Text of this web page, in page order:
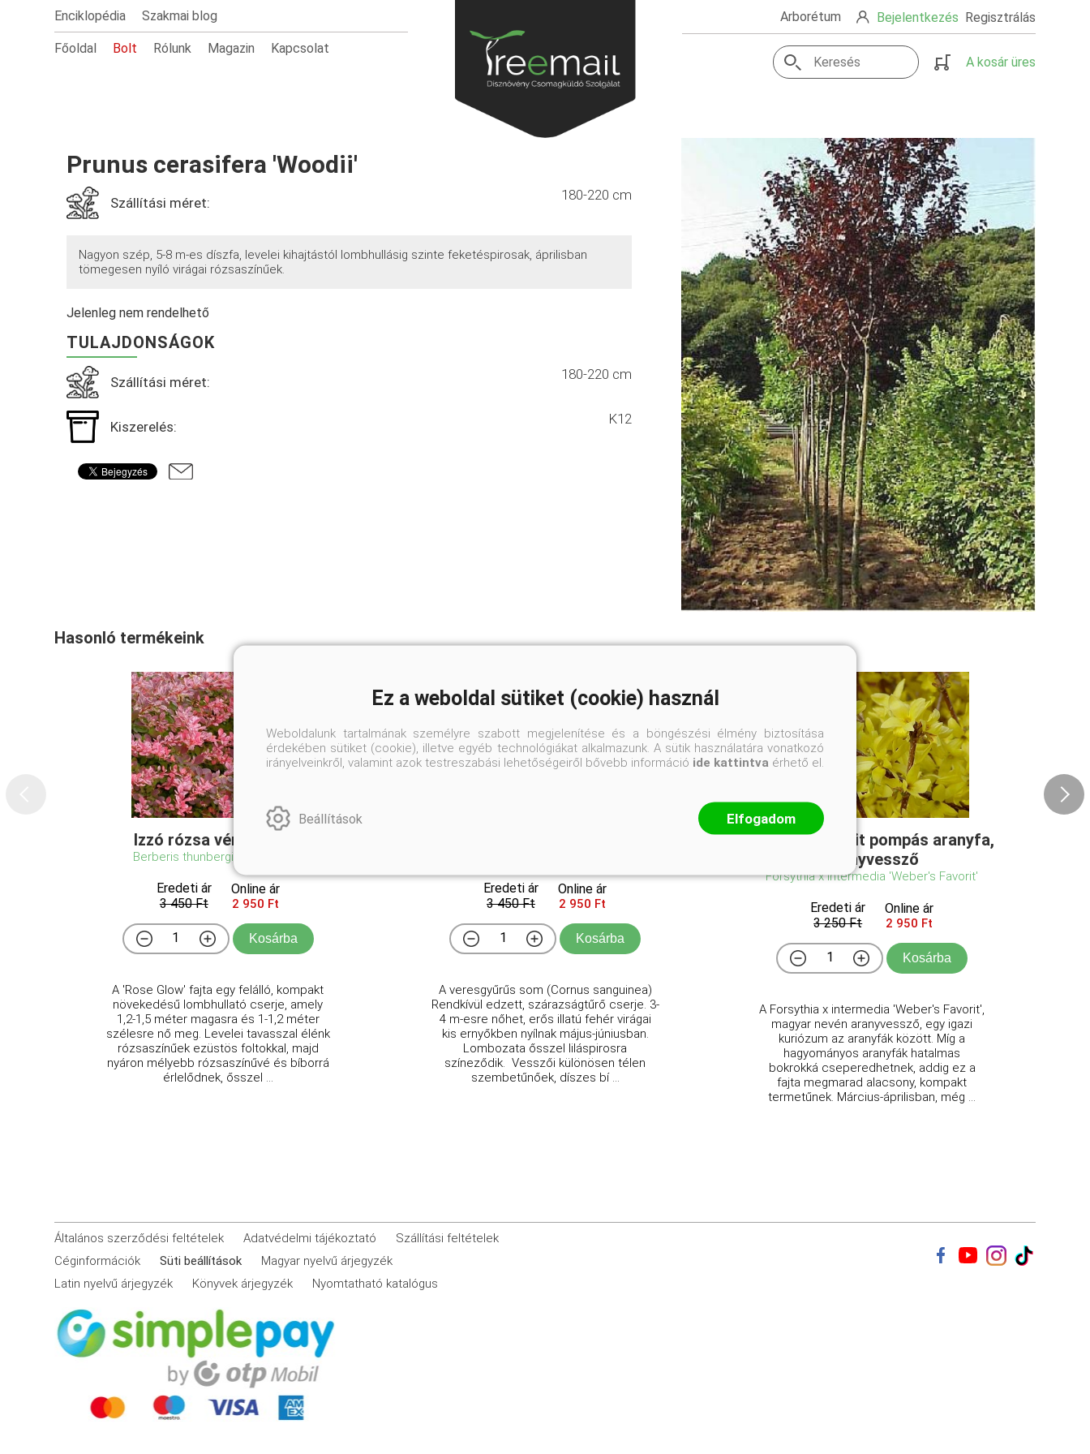
Enciklopédia Szakmai blog
Főoldal Bolt Rólunk Magazin Kapcsolat
Arborétum Bejelentkezés Regisztrálás
A kosár üres
Prunus cerasifera 'Woodii'
Szállítási méret: 180-220 cm
Nagyon szép, 5-8 m-es díszfa, levelei kihajtástól lombhullásig szinte feketéspirosak, áprilisban
tömegesen nyíló virágai rózsaszínűek.
Jelenleg nem rendelhető
TULAJDONSÁGOK
Szállítási méret: 180-220 cm
Kiszerelés: K12
Hasonló termékeink
Izzó rózsa vérborbolya
Berberis thunbergii 'Rose Glow'
Eredeti ár
3 450 Ft
Online ár
2 950 Ft
Kosárba
A 'Rose Glow' fajta egy felálló, kompakt
növekedésű lombhullató cserje, amely
1,2-1,5 méter magasra és 1-1,2 méter
szélesre nő meg. Levelei tavasszal élénk
rózsaszínűek ezüstös foltokkal, majd
nyáron mélyebb rózsaszínűvé és bíborrá
érlelődnek, ősszel ...
Eredeti ár
3 450 Ft
Online ár
2 950 Ft
Kosárba
A veresgyűrűs som (Cornus sanguinea)
Rendkívül edzett, szárazságtűrő cserje. 3-
4 m-esre nőhet, erős illatú fehér virágai
kis ernyőkben nyílnak május-júniusban.
Lombozata ősszel liláspirosra
színeződik. Vesszői különösen télen
szembetűnőek, díszes bí ...
Weber's Favorit pompás aranyfa,
aranyvessző
Forsythia x intermedia 'Weber's Favorit'
Eredeti ár
3 250 Ft
Online ár
2 950 Ft
Kosárba
A Forsythia x intermedia 'Weber's Favorit',
magyar nevén aranyvessző, egy igazi
kuriózum az aranyfák között. Míg a
hagyományos aranyfák hatalmas
bokrokká cseperedhetnek, addig ez a
fajta megmarad alacsony, kompakt
termetűnek. Március-áprilisban, még ...
Általános szerződési feltételek Adatvédelmi tájékoztató
Szállítási feltételek
Céginformációk
Süti beállítások
Magyar nyelvű árjegyzék
Latin nyelvű árjegyzék
Könyvek árjegyzék Nyomtatható katalógus
Ez a weboldal sütiket (cookie) használ
Weboldalunk tartalmának személyre szabott megjelenítése és a böngészési élmény biztosítása
érdekében sütiket (cookie), illetve egyéb technológiákat alkalmazunk. A sütik használatára vonatkozó
irányelveinkről, valamint azok testreszabási lehetőségeiről bővebb információ ide kattintva érhető el.
Beállítások Elfogadom